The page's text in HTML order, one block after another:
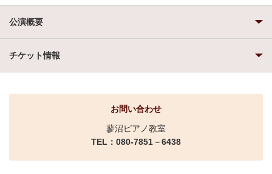
公演概要
チケット情報
お問い合わせ
蓼沼ピアノ教室
TEL：080-7851－6438